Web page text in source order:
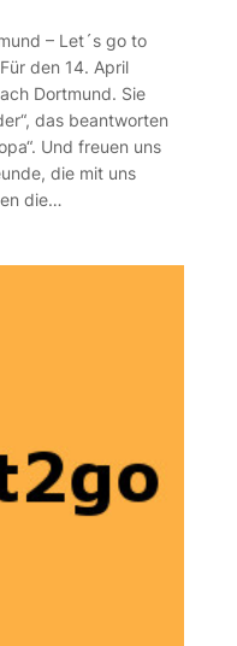
– Let´s go to
den 14. April
Dortmund. Sie
das beantworten
Und freuen uns
die mit uns
die…